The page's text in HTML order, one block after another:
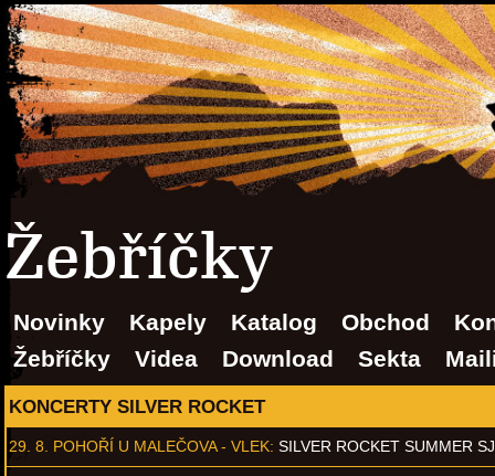
Žebříčky
Novinky Kapely Katalog Obchod
Žebříčky
Videa Download Sekta
KONCERTY SILVER ROCKET
29. 8. POHOŘÍ U MALEČOVA - VLEK: SILVER ROCKET SUMMER